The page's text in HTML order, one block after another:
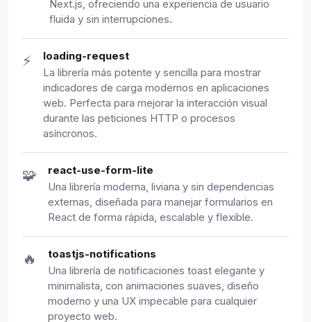
Next.js, ofreciendo una experiencia de usuario
fluida y sin interrupciones.
⚡ loading-request
La librería más potente y sencilla para mostrar
indicadores de carga modernos en aplicaciones
web. Perfecta para mejorar la interacción visual
durante las peticiones HTTP o procesos
asíncronos.
🧩 react-use-form-lite
Una librería moderna, liviana y sin dependencias
externas, diseñada para manejar formularios en
React de forma rápida, escalable y flexible.
🔥 toastjs-notifications
Una librería de notificaciones toast elegante y
minimalista, con animaciones suaves, diseño
moderno y una UX impecable para cualquier
proyecto web.